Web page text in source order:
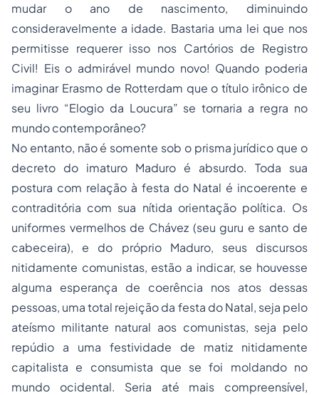
mudar o ano de nascimento, diminuindo
consideravelmente a idade. Bastaria uma lei que nos
permitisse requerer isso nos Cartórios de Registro
Civil! Eis o admirável mundo novo! Quando poderia
imaginar Erasmo de Rotterdam que o título irônico de
seu livro “Elogio da Loucura” se tornaria a regra no
mundo contemporâneo?
No entanto, não é somente sob o prisma jurídico que o
decreto do imaturo Maduro é absurdo. Toda sua
postura com relação à festa do Natal é incoerente e
contraditória com sua nítida orientação política. Os
uniformes vermelhos de Chávez (seu guru e santo de
cabeceira), e do próprio Maduro, seus discursos
nitidamente comunistas, estão a indicar, se houvesse
alguma esperança de coerência nos atos dessas
pessoas, uma total rejeição da festa do Natal, seja pelo
ateísmo militante natural aos comunistas, seja pelo
repúdio a uma festividade de matiz nitidamente
capitalista e consumista que se foi moldando no
mundo ocidental. Seria até mais compreensível,